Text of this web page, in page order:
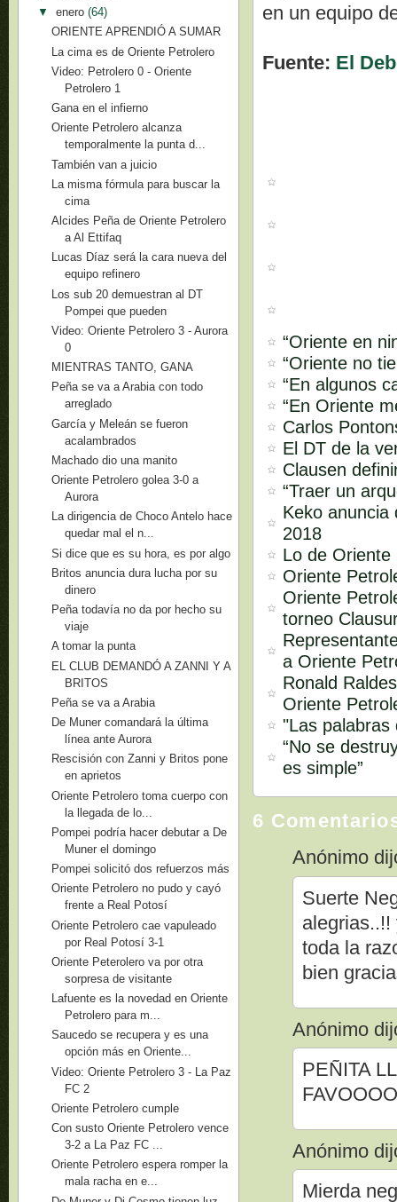
en un equipo
Fuente: El
“Oriente en
“Oriente no
“En algunos
“En Oriente
Carlos
El DT de la
Clausen
“Traer un
Keko anuncia
2018
Lo de
Oriente
Oriente
torneo
a Oriente
Ronald
Oriente
"Las palabras
“No se
es simple”
6
Anónimo
Suerte
toda la
bien
Anónimo
PEÑITA
Anónimo
Mierda
▼ enero (64)
ORIENTE APRENDIÓ A SUMAR
La cima es de Oriente Petrolero
Video: Petrolero 0 - Oriente
Petrolero 1
Gana en el infierno
Oriente Petrolero alcanza
temporalmente la punta d...
También van a juicio
La misma fórmula para buscar la
cima
Alcides Peña de Oriente Petrolero
a Al Ettifaq
Lucas Díaz será la cara nueva del
equipo refinero
Los sub 20 demuestran al DT
Pompei que pueden
Video: Oriente Petrolero 3 - Aurora
0
MIENTRAS TANTO, GANA
Peña se va a Arabia con todo
arreglado
García y Meleán se fueron
acalambrados
Machado dio una manito
Oriente Petrolero golea 3-0 a
Aurora
La dirigencia de Choco Antelo hace
quedar mal el n...
Si dice que es su hora, es por algo
Britos anuncia dura lucha por su
dinero
Peña todavía no da por hecho su
viaje
A tomar la punta
EL CLUB DEMANDÓ A ZANNI Y A
BRITOS
Peña se va a Arabia
De Muner comandará la última
línea ante Aurora
Rescisión con Zanni y Britos pone
en aprietos
Oriente Petrolero toma cuerpo con
la llegada de lo...
Pompei podría hacer debutar a De
Muner el domingo
Pompei solicitó dos refuerzos más
Oriente Petrolero no pudo y cayó
frente a Real Potosí
Oriente Petrolero cae vapuleado
por Real Potosí 3-1
Oriente Peterolero va por otra
sorpresa de visitante
Lafuente es la novedad en Oriente
Petrolero para m...
Saucedo se recupera y es una
opción más en Oriente...
Video: Oriente Petrolero 3 - La Paz
FC 2
Oriente Petrolero cumple
Con susto Oriente Petrolero vence
3-2 a La Paz FC ...
Oriente Petrolero espera romper la
mala racha en e...